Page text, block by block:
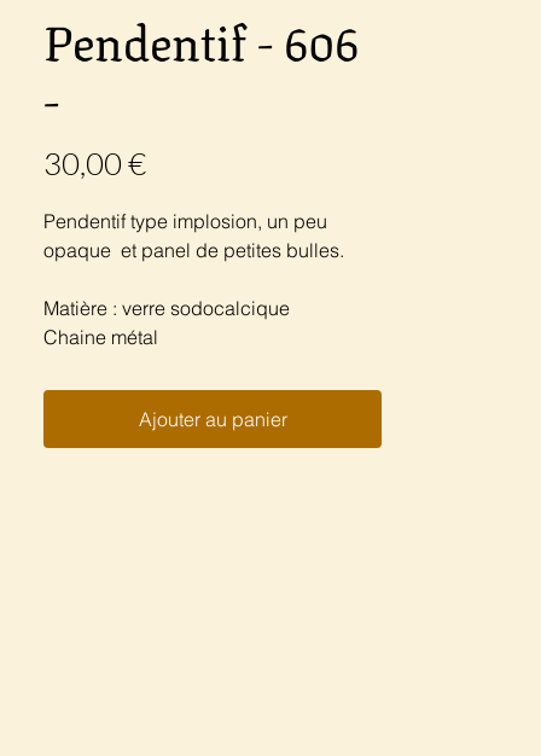
Pendentif - 606
-
30,00 €Prix
Pendentif type implosion, un peu
opaque et panel de petites bulles.
Matière : verre sodocalcique
Chaine métal
Ajouter au panier